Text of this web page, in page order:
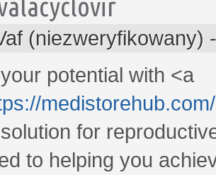
(niezweryfikowany)
potential with <a
for
to helping you